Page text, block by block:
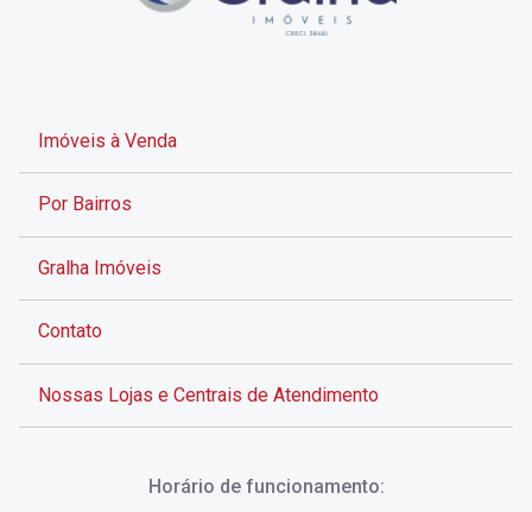
Imóveis à Venda
Por Bairros
Gralha Imóveis
Contato
Nossas Lojas e Centrais de Atendimento
Horário de funcionamento: